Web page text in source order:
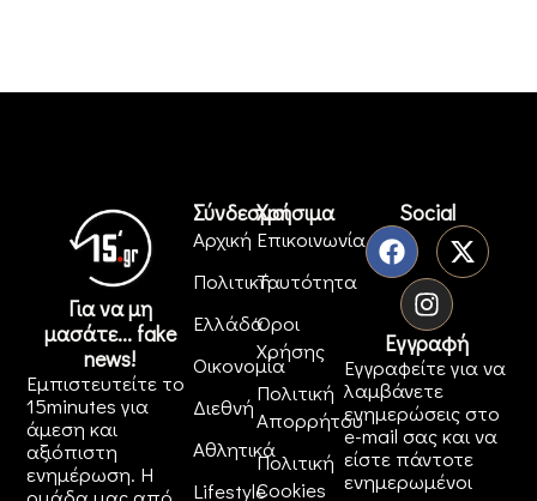
Για να μη
μασάτε... fake
news!
Εμπιστευτείτε το
15minutes για
άμεση και
αξιόπιστη
ενημέρωση. Η
Σύνδεσμοι
Αρχική
Πολιτική
Ελλάδα
Οικονομία
Διεθνή
Αθλητικά
Lifestyle
Χρήσιμα
Επικοινωνία
Ταυτότητα
Όροι
Χρήσης
Πολιτική
Απορρήτου
Πολιτική
Cookies
Social
Εγγραφή
Εγγραφείτε για να
λαμβάνετε
ενημερώσεις στο
e-mail σας και να
είστε πάντοτε
ενημερωμένοι